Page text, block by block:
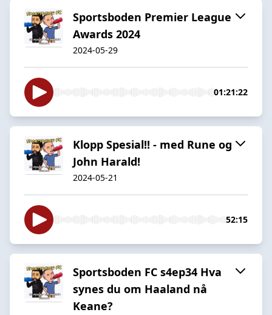
Sportsboden Premier League
Awards 2024
2024-05-29
01:21:22
Klopp Spesial!! - med Rune og
John Harald!
2024-05-21
52:15
Sportsboden FC s4ep34 Hva
synes du om Haaland nå
Keane?